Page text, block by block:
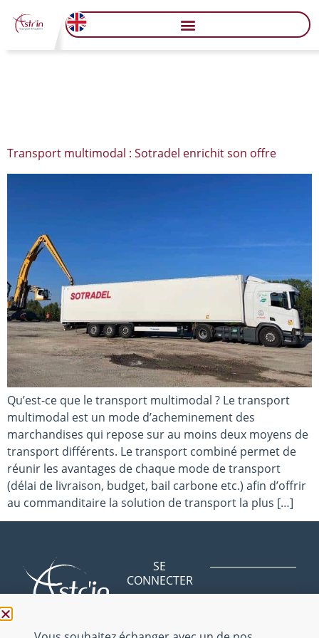
Transport multimodal : Sotradel enrichit son offre
Qu’est-ce que le transport multimodal ? Le transport
multimodal est un mode d’acheminement des
marchandises qui repose sur au moins deux moyens de
transport différents. Le transport combiné permet de
réunir les avantages de chaque mode de transport
(délai de livraison, budget, bail carbone etc.) afin d’offrir
au commanditaire la solution de transport la plus […]
SE
CONNECTER
Avenue des
01150 Saint